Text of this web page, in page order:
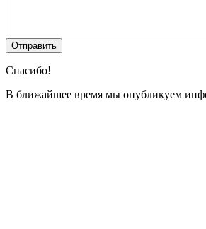
Спасибо!
В ближайшее время мы опубликуем